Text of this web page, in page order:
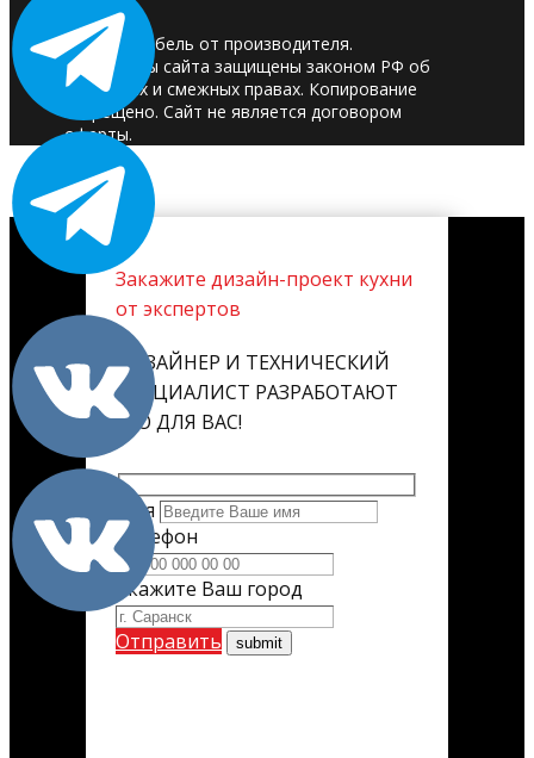
© 2025. Мебель от производителя.
Материалы сайта защищены законом РФ об
авторских и смежных правах. Копирование
запрещено. Сайт не является договором
оферты.
Закажите дизайн-проект кухни
от экспертов
ДИЗАЙНЕР И ТЕХНИЧЕСКИЙ
СПЕЦИАЛИСТ РАЗРАБОТАЮТ
ЕГО ДЛЯ ВАС!
Имя
Телефон
Укажите Ваш город
Отправить